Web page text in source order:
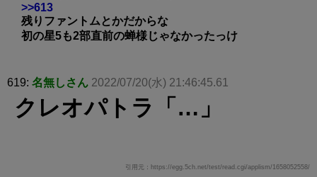
>>613
残りファントムとかだからな
初の星5も2部直前の蝉様じゃなかったっけ
619: 名無しさん 2022/07/20(水) 21:46:45.61
クレオパトラ「…」
引用元：https://egg.5ch.net/test/read.cgi/applism/1658052558/